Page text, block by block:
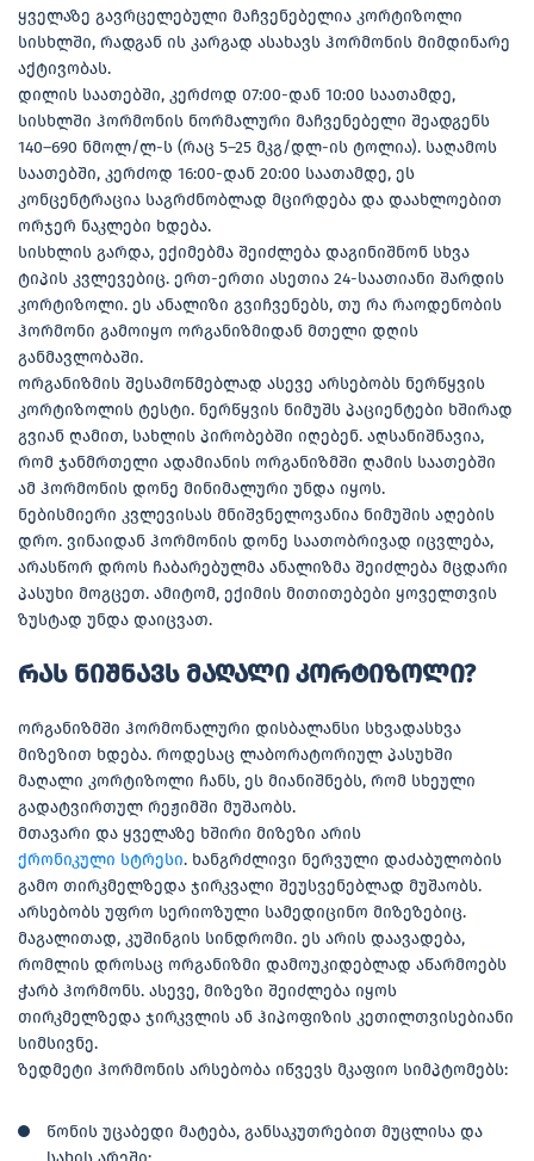
ყველაზე გავრცელებული მაჩვენებელია კორტიზოლი
სისხლში, რადგან ის კარგად ასახავს ჰორმონის მიმდინარე
აქტივობას.
დილის საათებში, კერძოდ 07:00-დან 10:00 საათამდე,
სისხლში ჰორმონის ნორმალური მაჩვენებელი შეადგენს
140–690 ნმოლ/ლ-ს (რაც 5–25 მკგ/დლ-ის ტოლია). საღამოს
საათებში, კერძოდ 16:00-დან 20:00 საათამდე, ეს
კონცენტრაცია საგრძნობლად მცირდება და დაახლოებით
ორჯერ ნაკლები ხდება.
სისხლის გარდა, ექიმებმა შეიძლება დაგინიშნონ სხვა
ტიპის კვლევებიც. ერთ-ერთი ასეთია 24-საათიანი შარდის
კორტიზოლი. ეს ანალიზი გვიჩვენებს, თუ რა რაოდენობის
ჰორმონი გამოიყო ორგანიზმიდან მთელი დღის
განმავლობაში.
ორგანიზმის შესამოწმებლად ასევე არსებობს ნერწყვის
კორტიზოლის ტესტი. ნერწყვის ნიმუშს პაციენტები ხშირად
გვიან ღამით, სახლის პირობებში იღებენ. აღსანიშნავია,
რომ ჯანმრთელი ადამიანის ორგანიზმში ღამის საათებში
ამ ჰორმონის დონე მინიმალური უნდა იყოს.
ნებისმიერი კვლევისას მნიშვნელოვანია ნიმუშის აღების
დრო. ვინაიდან ჰორმონის დონე საათობრივად იცვლება,
არასწორ დროს ჩაბარებულმა ანალიზმა შეიძლება მცდარი
პასუხი მოგცეთ. ამიტომ, ექიმის მითითებები ყოველთვის
ზუსტად უნდა დაიცვათ.
რას ნიშნავს მაღალი კორტიზოლი?
ორგანიზმში ჰორმონალური დისბალანსი სხვადასხვა
მიზეზით ხდება. როდესაც ლაბორატორიულ პასუხში
მაღალი კორტიზოლი ჩანს, ეს მიანიშნებს, რომ სხეული
გადატვირთულ რეჟიმში მუშაობს.
მთავარი და ყველაზე ხშირი მიზეზი არის
ქრონიკული სტრესი. ხანგრძლივი ნერვული დაძაბულობის
გამო თირკმელზედა ჯირკვალი შეუსვენებლად მუშაობს.
არსებობს უფრო სერიოზული სამედიცინო მიზეზებიც.
მაგალითად, კუშინგის სინდრომი. ეს არის დაავადება,
რომლის დროსაც ორგანიზმი დამოუკიდებლად აწარმოებს
ჭარბ ჰორმონს. ასევე, მიზეზი შეიძლება იყოს
თირკმელზედა ჯირკვლის ან ჰიპოფიზის კეთილთვისებიანი
სიმსივნე.
ზედმეტი ჰორმონის არსებობა იწვევს მკაფიო სიმპტომებს:
წონის უცაბედი მატება, განსაკუთრებით მუცლისა და